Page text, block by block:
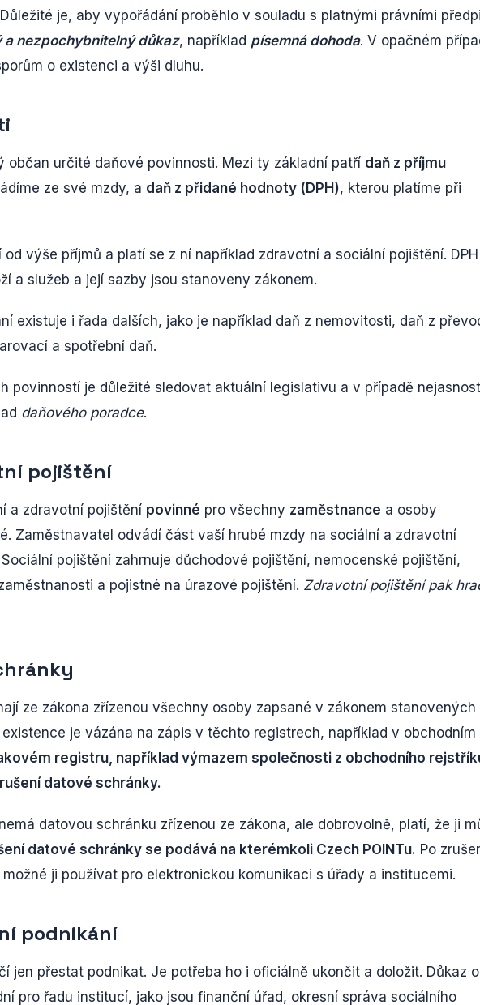
je, aby vypořádání proběhlo v souladu s platnými právními
a nezpochybnitelný důkaz, například písemná dohoda. V opačném
o existenci a výši dluhu.
občan určité daňové povinnosti. Mezi ty základní patří daň z příjmu
ze své mzdy, a daň z přidané hodnoty (DPH), kterou platíme při
výše příjmů a platí se z ní například zdravotní a sociální pojištění.
a služeb a její sazby jsou stanoveny zákonem.
existuje i řada dalších, jako je například daň z nemovitosti, daň z
a spotřební daň.
povinností je důležité sledovat aktuální legislativu a v případě
daňového poradce.
pojištění
a zdravotní pojištění povinné pro všechny zaměstnance a osoby
Zaměstnavatel odvádí část vaší hrubé mzdy na sociální a zdravotní
pojištění zahrnuje důchodové pojištění, nemocenské pojištění,
a pojistné na úrazové pojištění. Zdravotní pojištění pak
ze zákona zřízenou všechny osoby zapsané v zákonem stanovených
je vázána na zápis v těchto registrech, například v obchodním
registru, například výmazem společnosti z obchodního
datové schránky.
datovou schránku zřízenou ze zákona, ale dobrovolně, platí, že ji
datové schránky se podává na kterémkoli Czech POINTu. Po
ji používat pro elektronickou komunikaci s úřady a institucemi.
podnikání
jen přestat podnikat. Je potřeba ho i oficiálně ukončit a doložit. Důkaz o
pro řadu institucí, jako jsou finanční úřad, okresní správa sociálního